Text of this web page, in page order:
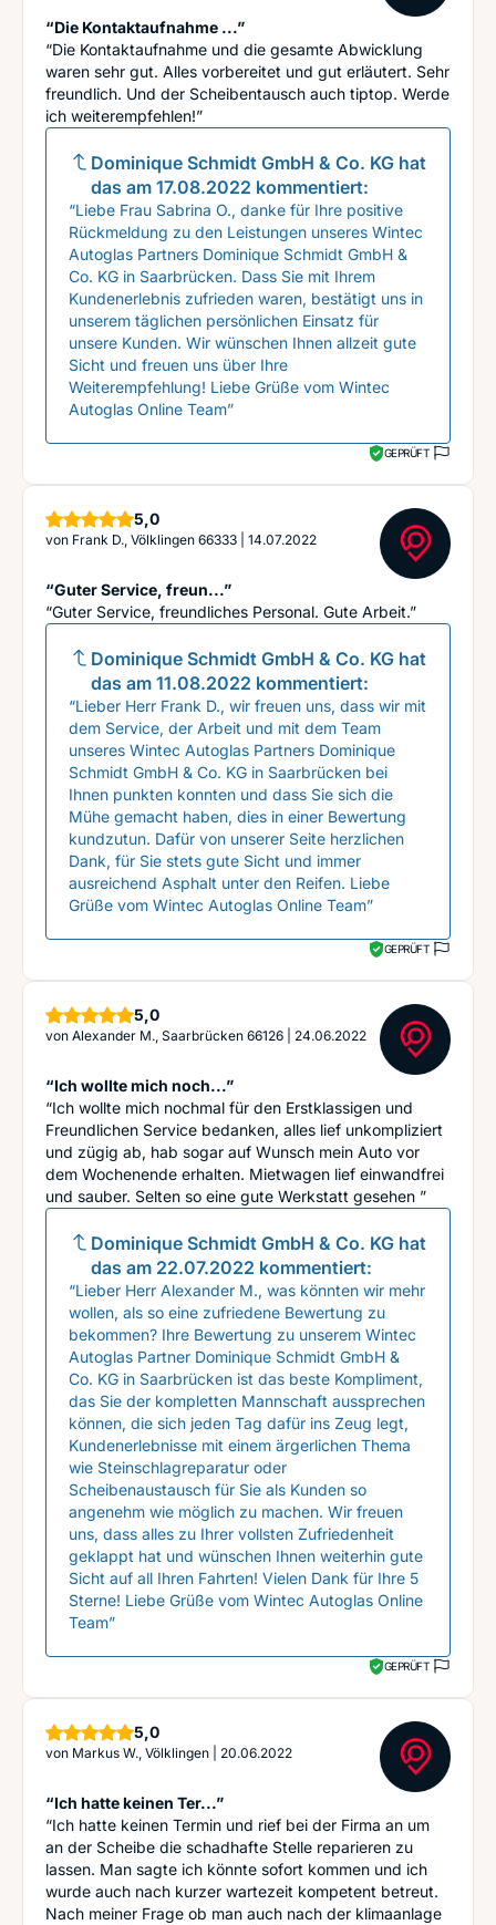
“Die Kontaktaufnahme ...”
“Die Kontaktaufnahme und die gesamte Abwicklung
waren sehr gut. Alles vorbereitet und gut erläutert. Sehr
freundlich. Und der Scheibentausch auch tiptop. Werde
ich weiterempfehlen!”
Dominique Schmidt GmbH & Co. KG hat
das am 17.08.2022 kommentiert:
“Liebe Frau Sabrina O., danke für Ihre positive
Rückmeldung zu den Leistungen unseres Wintec
Autoglas Partners Dominique Schmidt GmbH &
Co. KG in Saarbrücken. Dass Sie mit Ihrem
Kundenerlebnis zufrieden waren, bestätigt uns in
unserem täglichen persönlichen Einsatz für
unsere Kunden. Wir wünschen Ihnen allzeit gute
Sicht und freuen uns über Ihre
Weiterempfehlung! Liebe Grüße vom Wintec
Autoglas Online Team”
GEPRÜFT
5,0Sterne
von Frank D., Völklingen 66333 14.07.2022
“Guter Service, freun...”
“Guter Service, freundliches Personal. Gute Arbeit.”
Dominique Schmidt GmbH & Co. KG hat
das am 11.08.2022 kommentiert:
“Lieber Herr Frank D., wir freuen uns, dass wir mit
dem Service, der Arbeit und mit dem Team
unseres Wintec Autoglas Partners Dominique
Schmidt GmbH & Co. KG in Saarbrücken bei
Ihnen punkten konnten und dass Sie sich die
Mühe gemacht haben, dies in einer Bewertung
kundzutun. Dafür von unserer Seite herzlichen
Dank, für Sie stets gute Sicht und immer
ausreichend Asphalt unter den Reifen. Liebe
Grüße vom Wintec Autoglas Online Team”
GEPRÜFT
5,0Sterne
von Alexander M., Saarbrücken 66126 24.06.2022
“Ich wollte mich noch...”
“Ich wollte mich nochmal für den Erstklassigen und
Freundlichen Service bedanken, alles lief unkompliziert
und zügig ab, hab sogar auf Wunsch mein Auto vor
dem Wochenende erhalten. Mietwagen lief einwandfrei
und sauber. Selten so eine gute Werkstatt gesehen ”
Dominique Schmidt GmbH & Co. KG hat
das am 22.07.2022 kommentiert:
“Lieber Herr Alexander M., was könnten wir mehr
wollen, als so eine zufriedene Bewertung zu
bekommen? Ihre Bewertung zu unserem Wintec
Autoglas Partner Dominique Schmidt GmbH &
Co. KG in Saarbrücken ist das beste Kompliment,
das Sie der kompletten Mannschaft aussprechen
können, die sich jeden Tag dafür ins Zeug legt,
Kundenerlebnisse mit einem ärgerlichen Thema
wie Steinschlagreparatur oder
Scheibenaustausch für Sie als Kunden so
angenehm wie möglich zu machen. Wir freuen
uns, dass alles zu Ihrer vollsten Zufriedenheit
geklappt hat und wünschen Ihnen weiterhin gute
Sicht auf all Ihren Fahrten! Vielen Dank für Ihre 5
Sterne! Liebe Grüße vom Wintec Autoglas Online
Team”
GEPRÜFT
5,0Sterne
von Markus W., Völklingen 20.06.2022
“Ich hatte keinen Ter...”
“Ich hatte keinen Termin und rief bei der Firma an um
an der Scheibe die schadhafte Stelle reparieren zu
lassen. Man sagte ich könnte sofort kommen und ich
wurde auch nach kurzer wartezeit kompetent betreut.
Nach meiner Frage ob man auch nach der klimaanlage